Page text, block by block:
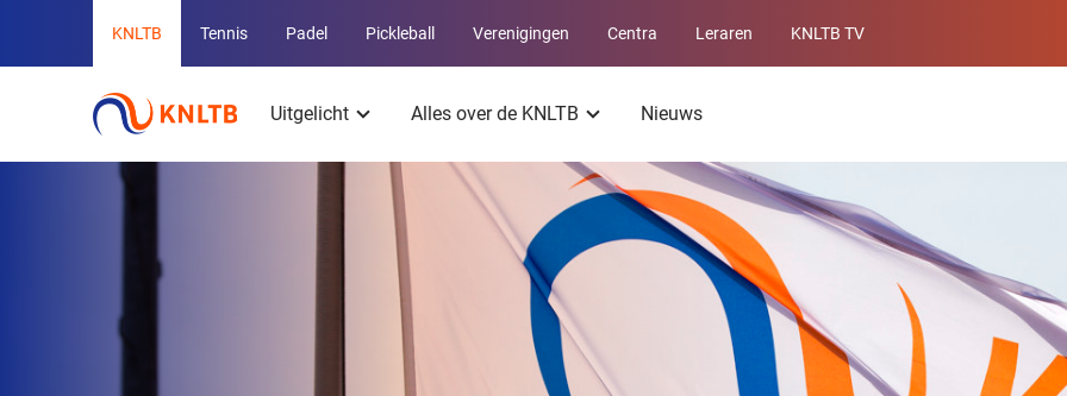
Overige
KNLTB
websites
KNLTB Tennis Padel Pickleball Verenigingen Centra Leraren KNLTB TV
Hoofdmenu
Uitgelicht Alles over de KNLTB Nieuws